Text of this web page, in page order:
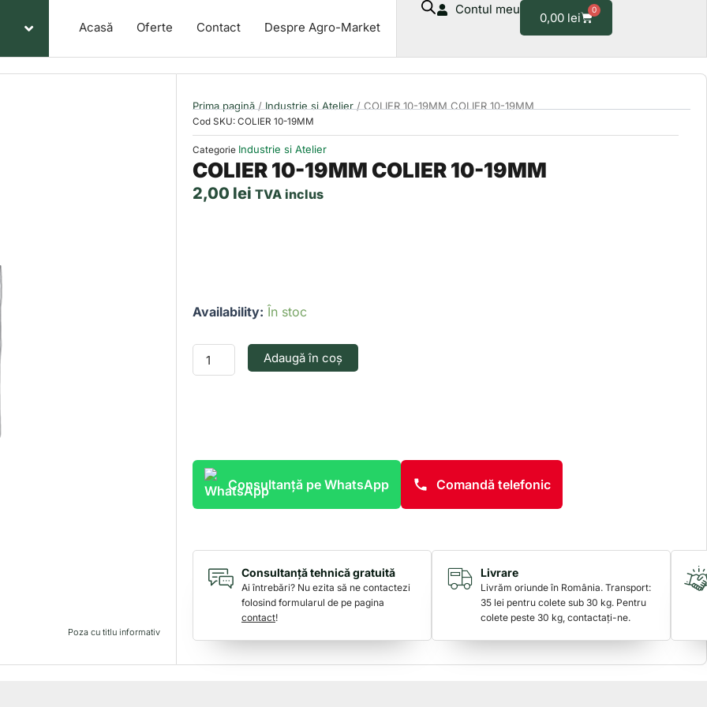
Acasă Oferte Contact Despre Agro-Market
Contul meu
0,00 lei
0
Cart
Poza cu titlu informativ
Prima pagină / Industrie si Atelier / COLIER 10-19MM COLIER 10-19MM
Cod SKU: COLIER 10-19MM
Categorie Industrie si Atelier
COLIER 10-19MM COLIER 10-19MM
2,00 lei TVA inclus
Availability: În stoc
COLIER
19MM
COLIER
10-
Adaugă în coș
Consultanță pe WhatsApp Comandă telefonic
Consultanță tehnică gratuită
Ai întrebări? Nu ezita să ne contactezi
folosind formularul de pe pagina
contact!
Livrare
Livrăm oriunde în România. Transport:
35 lei pentru colete sub 30 kg. Pentru
colete peste 30 kg, contactați-ne.
COLIER
10-